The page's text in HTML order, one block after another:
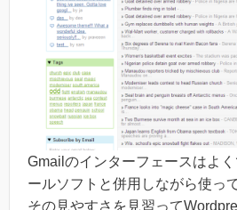
Gmailのインターフェースはよ
ールソフトと併用しながら使っ
その見やすさを見習って